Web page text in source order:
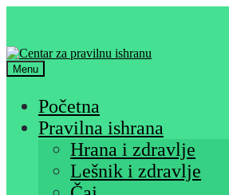
Menu
Početna
Pravilna ishrana
Hrana i zdravlje
Lešnik i zdravlje